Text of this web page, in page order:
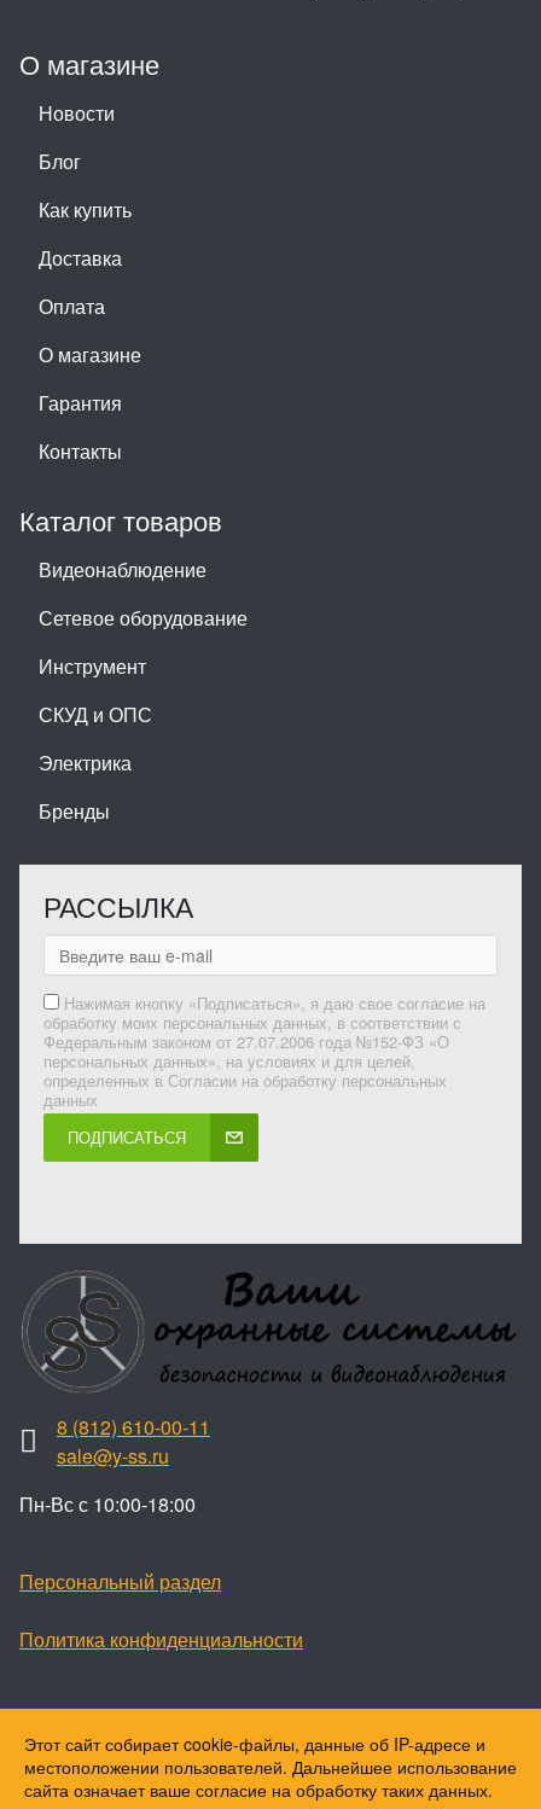
О магазине
Новости
Блог
Как купить
Доставка
Оплата
О магазине
Гарантия
Контакты
Каталог товаров
Видеонаблюдение
Сетевое оборудование
Инструмент
СКУД и ОПС
Электрика
Бренды
РАССЫЛКА
Нажимая кнопку «Подписаться», я даю свое согласие на
обработку моих персональных данных, в соответствии с
Федеральным законом от 27.07.2006 года №152-ФЗ «О
персональных данных», на условиях и для целей,
определенных в Согласии на обработку персональных
данных
ПОДПИСАТЬСЯ
8 (812) 610-00-11
sale@y-ss.ru
Пн-Вс с 10:00-18:00
Персональный раздел
Политика конфиденциальности
Наверх
© Ваши охранные системы, 2026
Этот сайт собирает cookie-файлы, данные об IP-адресе и
местоположении пользователей. Дальнейшее использование
сайта означает ваше согласие на обработку таких данных.